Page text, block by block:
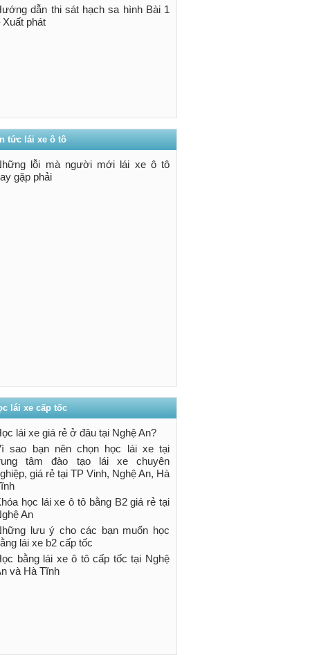
dẫn thi sát hạch sa hình Bài 1
Xuất phát
tức lái xe ô tô
lỗi mà người mới lái xe ô tô
gặp phải
lái xe cấp tốc
lái xe giá rẻ ở đâu tại Nghệ An?
sao bạn nên chọn học lái xe tại
tâm đào tạo lái xe chuyên
giá rẻ tại TP Vinh, Nghệ An, Hà
học lái xe ô tô bằng B2 giá rẻ tại
An
lưu ý cho các bạn muốn học
lái xe b2 cấp tốc
bằng lái xe ô tô cấp tốc tại Nghệ
và Hà Tĩnh